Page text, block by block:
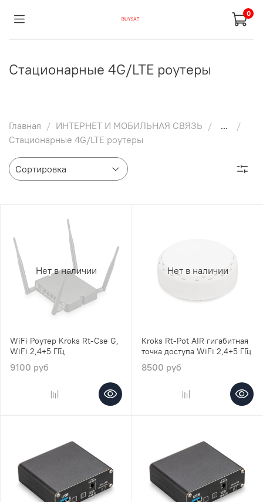
0
Стационарные 4G/LTE роутеры
Главная ИНТЕРНЕТ И МОБИЛЬНАЯ СВЯЗЬ
...
Стационарные 4G/LTE роутеры
Нет в наличии
WiFi Роутер Kroks Rt-Cse G,
WiFi 2,4+5 ГГц
9100 руб
Нет в наличии
Kroks Rt-Pot AIR гигабитная
точка доступа WiFi 2,4+5 ГГц
8500 руб